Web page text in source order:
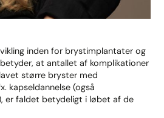
inden for brystimplantater og
betyder, at antallet af komplikationer
større bryster med
kapseldannelse (også
er faldet betydeligt i løbet af de